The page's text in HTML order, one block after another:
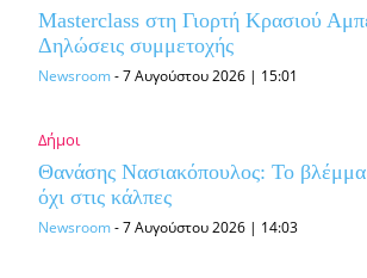
Masterclass στη Γιορτή Κρασιού
Δηλώσεις συμμετοχής
Newsroom-7 Αυγούστου 2026 | 15:01
Δήμοι
Θανάσης Νασιακόπουλος: Το βλέμμα
όχι στις κάλπες
Newsroom-7 Αυγούστου 2026 | 14:03